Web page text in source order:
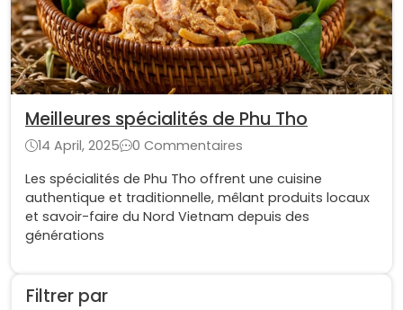
Filtrer par
Meilleures spécialités de Phu Tho
14 April, 2025
0 Commentaires
Les spécialités de Phu Tho offrent une cuisine
authentique et traditionnelle, mêlant produits locaux
et savoir-faire du Nord Vietnam depuis des
générations